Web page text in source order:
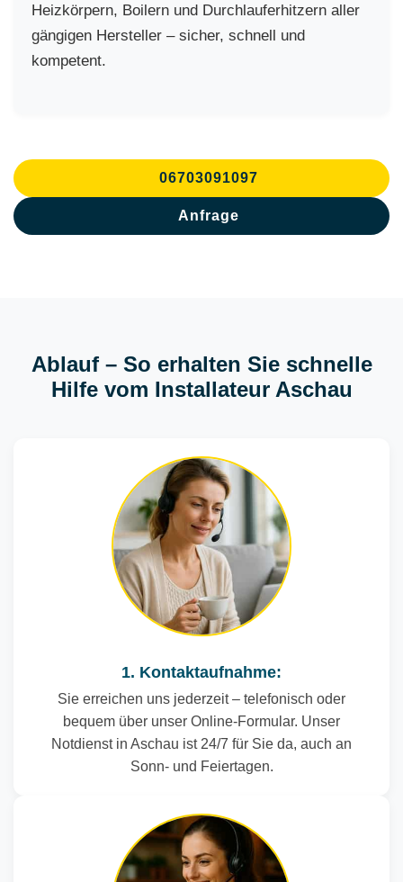
Heizkörpern, Boilern und Durchlauferhitzern aller
gängigen Hersteller – sicher, schnell und
kompetent.
06703091097
Anfrage
Ablauf – So erhalten Sie schnelle
Hilfe vom Installateur Aschau
1. Kontaktaufnahme:
Sie erreichen uns jederzeit – telefonisch oder
bequem über unser Online-Formular. Unser
Notdienst in Aschau ist 24/7 für Sie da, auch an
Sonn- und Feiertagen.